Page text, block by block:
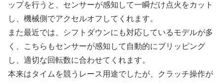
ップを行うと、センサーが感知して一瞬だけ点火をカット
し、機械側でアクセルオフしてくれます。
また最近では、シフトダウンにも対応しているモデルが多
く、こちらもセンサーが感知して自動的にブリッピング
し、適切な回転数に合わせてくれます。
本来はタイムを競うレース用途でしたが、クラッチ操作が